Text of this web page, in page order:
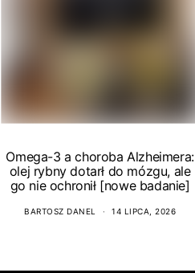
Omega-3 a choroba Alzheimera:
olej rybny dotarł do mózgu, ale
go nie ochronił [nowe badanie]
BARTOSZ DANEL 14 LIPCA, 2026